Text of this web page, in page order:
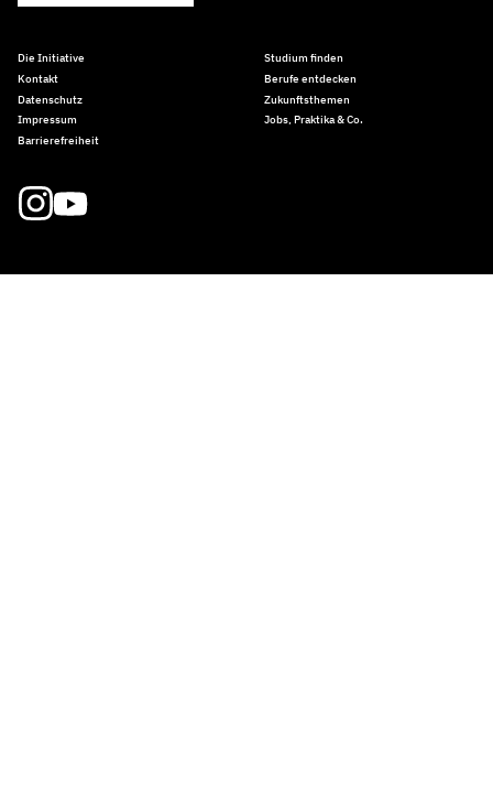
Die Initiative
Kontakt
Datenschutz
Impressum
Barrierefreiheit
Studium finden
Berufe entdecken
Zukunftsthemen
Jobs, Praktika & Co.